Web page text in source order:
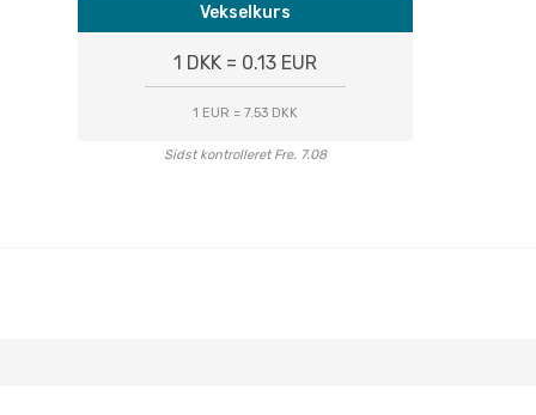
Vekselkurs
1 DKK = 0.13 EUR
1 EUR = 7.53 DKK
Sidst kontrolleret Fre. 7.08